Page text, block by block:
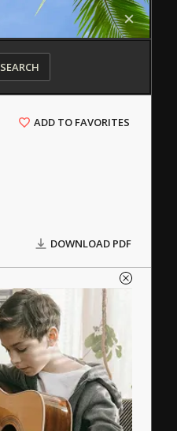
SEARCH
ADD TO FAVORITES
DOWNLOAD PDF